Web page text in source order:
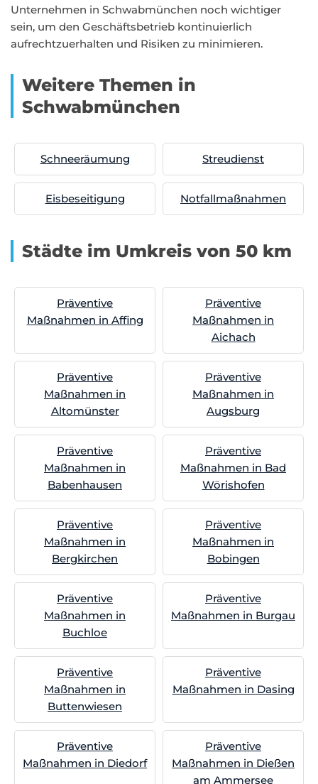
Unternehmen in Schwabmünchen noch wichtiger
sein, um den Geschäftsbetrieb kontinuierlich
aufrechtzuerhalten und Risiken zu minimieren.
Weitere Themen in
Schwabmünchen
Schneeräumung Streudienst
Eisbeseitigung Notfallmaßnahmen
Städte im Umkreis von 50 km
Präventive
Maßnahmen in Affing
Präventive
Maßnahmen in
Aichach
Präventive
Maßnahmen in
Altomünster
Präventive
Maßnahmen in
Augsburg
Präventive
Maßnahmen in
Babenhausen
Präventive
Maßnahmen in Bad
Wörishofen
Präventive
Maßnahmen in
Bergkirchen
Präventive
Maßnahmen in
Bobingen
Präventive
Maßnahmen in
Buchloe
Präventive
Maßnahmen in Burgau
Präventive
Maßnahmen in
Buttenwiesen
Präventive
Maßnahmen in Dasing
Präventive
Maßnahmen in Diedorf
Präventive
Maßnahmen in Dießen
am Ammersee